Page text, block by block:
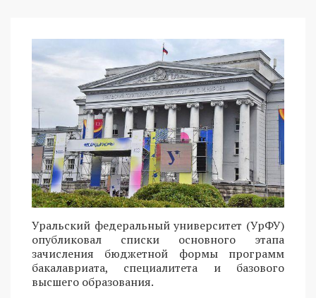
Уральский федеральный университет (УрФУ)
опубликовал списки основного этапа
зачисления бюджетной формы программ
бакалавриата, специалитета и базового
высшего образования.